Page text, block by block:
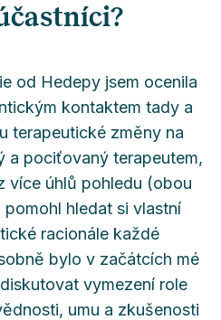
od Hedepy jsem ocenila
kontaktem tady a
terapeutické změny na
a pociťovaný terapeutem,
více úhlů pohledu (obou
hledat si vlastní
racionále každé
bylo v začátcích mé
vymezení role
umu a zkušenosti